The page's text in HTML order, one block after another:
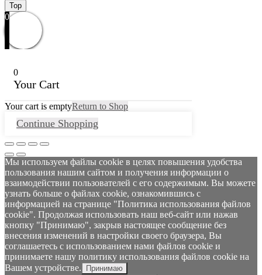
Top
0
0
Your Cart
Your cart is emptyReturn to Shop
Continue Shopping
Мы используем файлы cookie в целях повышения удобства
пользования нашим сайтом и получения информации о
взаимодействии пользователей с его содержимым. Вы можете
узнать больше о файлах cookie, ознакомившись с
информацией на странице "Политика использования файлов
cookie". Продолжая использовать наш веб-сайт или нажав
кнопку "Принимаю", закрыв настоящее сообщение без
внесения изменений в настройки своего браузера, Вы
соглашаетесь с использованием нами файлов cookie и
принимаете нашу политику использования файлов cookie на
Вашем устройстве.
Принимаю